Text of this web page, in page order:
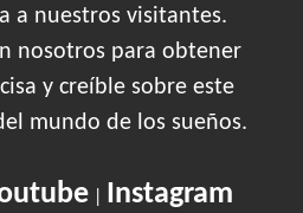
a nuestros visitantes.
nosotros para obtener
y creíble sobre este
mundo de los sueños.
| Instagram